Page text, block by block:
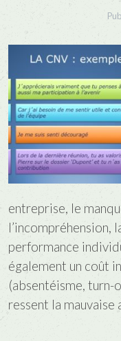
entreprise, le
l’incompréhension,
performance
également un coût
(absentéisme,
ressent la mauvaise